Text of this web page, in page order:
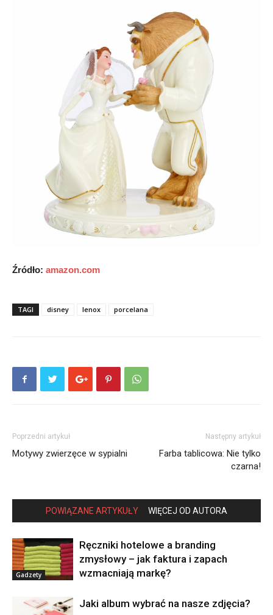
Źródło: amazon.com
TAGI disney lenox porcelana
Poprzedni artykuł
Motywy zwierzęce w sypialni
Następny artykuł
Farba tablicowa: Nie tylko
czarna!
POWIĄZANE ARTYKUŁY WIĘCEJ OD AUTORA
Gadzety
Ręczniki hotelowe a branding
zmysłowy – jak faktura i zapach
wzmacniają markę?
Jaki album wybrać na nasze zdjęcia?